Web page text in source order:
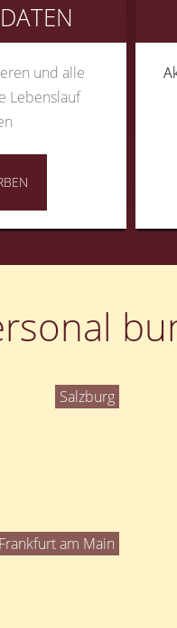
und alle
Lebenslauf
Salzburg
Frankfurt am Main